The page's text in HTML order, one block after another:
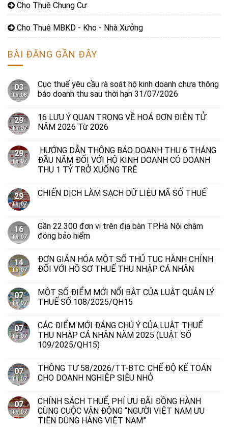
Cho Thuê Chung Cư
Cho Thuê MBKD - Kho - Nhà Xưởng
BÀI ĐĂNG GẦN ĐÂY
03
Th 08
Cục thuế yêu cầu rà soát hộ kinh doanh chưa thông
báo doanh thu sau thời hạn 31/07/2026
29
Th 07
16 LƯU Ý QUAN TRỌNG VỀ HOÁ ĐƠN ĐIỆN TỬ
NĂM 2026 Từ 2026
29
Th 07
HƯỚNG DẪN THÔNG BÁO DOANH THU 6 THÁNG
ĐẦU NĂM ĐỐI VỚI HỘ KINH DOANH CÓ DOANH
THU 1 TỶ TRỞ XUỐNG TRÊ
29
Th 07
CHIẾN DỊCH LÀM SẠCH DỮ LIỆU MÃ SỐ THUẾ
16
Th 07
Gần 22.300 đơn vị trên địa bàn TP.Hà Nội chậm
đóng bảo hiểm
14
Th 07
ĐƠN GIẢN HÓA MỘT SỐ THỦ TỤC HÀNH CHÍNH
ĐỐI VỚI HỒ SƠ THUẾ THU NHẬP CÁ NHÂN
07
Th 07
MỘT SỐ ĐIỂM MỚI NỔI BẬT CỦA LUẬT QUẢN LÝ
THUẾ SỐ 108/2025/QH15
07
Th 07
CÁC ĐIỂM MỚI ĐÁNG CHÚ Ý CỦA LUẬT THUẾ
THU NHẬP CÁ NHÂN NĂM 2025 (LUẬT SỐ
109/2025/QH15)
07
Th 07
THÔNG TƯ 58/2026/TT-BTC: CHẾ ĐỘ KẾ TOÁN
CHO DOANH NGHIỆP SIÊU NHỎ
07
Th 07
CHÍNH SÁCH THUẾ, PHÍ ƯU ĐÃI ĐỒNG HÀNH
CÙNG CUỘC VẬN ĐỘNG “NGƯỜI VIỆT NAM ƯU
TIÊN DÙNG HÀNG VIỆT NAM”